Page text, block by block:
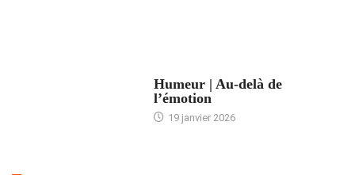
Humeur | Au-delà de
l’émotion
19 janvier 2026